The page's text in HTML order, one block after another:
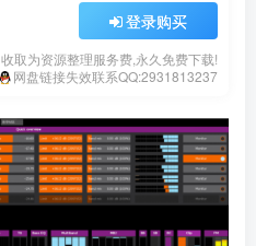
登录购买
收取为资源整理服务费,永久免费下载!
网盘链接失效联系QQ:2931813237